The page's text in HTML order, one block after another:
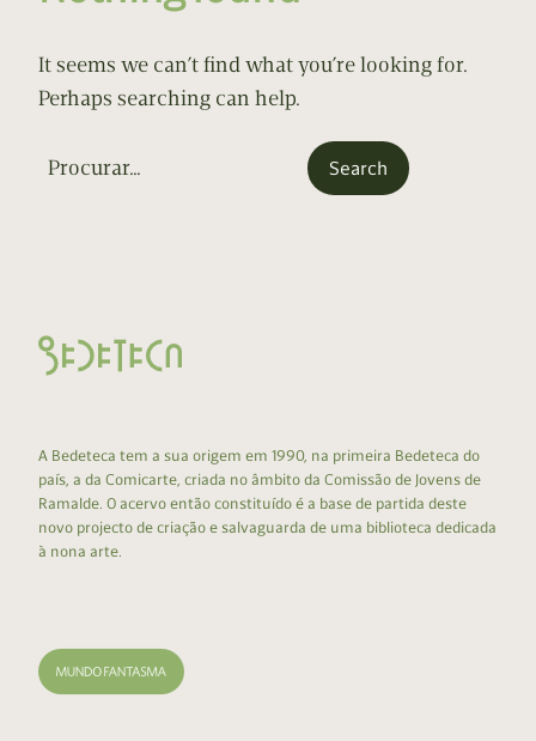
It seems we can’t find what you’re looking for.
Perhaps searching can help.
A Bedeteca tem a sua origem em 1990, na primeira Bedeteca do
país, a da Comicarte, criada no âmbito da Comissão de Jovens de
Ramalde. O acervo então constituído é a base de partida deste
novo projecto de criação e salvaguarda de uma biblioteca dedicada
à nona arte.